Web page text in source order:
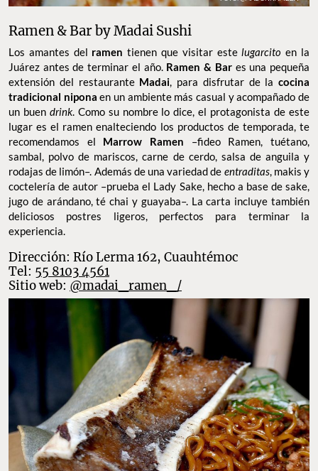
Ramen & Bar by Madai Sushi
Los amantes del ramen tienen que visitar estelugarcito en la
Juárez antes de terminar el año. Ramen & Bar es una pequeña
extensión del restaurante Madai, para disfrutar de la cocina
tradicional nipona en un ambiente más casual y acompañado de
un buen drink. Como su nombre lo dice, el protagonista de este
lugar es el ramen enalteciendo los productos de temporada, te
recomendamos el Marrow Ramen –fideo Ramen, tuétano,
sambal, polvo de mariscos, carne de cerdo, salsa de anguila y
rodajas de limón–. Además de una variedad de entraditas, makis y
coctelería de autor –prueba el Lady Sake, hecho a base de sake,
jugo de arándano, té chai y guayaba–. La carta incluye también
deliciosos postres ligeros, perfectos para terminar la
experiencia.
Dirección: Río Lerma 162, Cuauhtémoc
Tel: 55 8103 4561
Sitio web: @madai_ramen_/